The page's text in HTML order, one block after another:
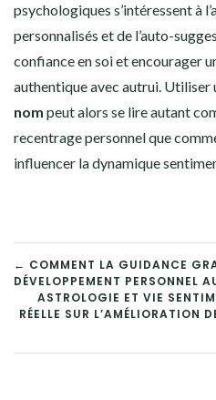
psychologiques s’intéressent à
personnalisés et de l’auto-
confiance en soi et encourager
authentique avec autrui. Utiliser
nom peut alors se lire autant
recentrage personnel que
influencer la dynamique
NAVIGATION
DE
L’ARTICLE
← COMMENT LA GUIDANCE
DÉVELOPPEMENT PERSONNEL
ASTROLOGIE ET VIE
RÉELLE SUR L’AMÉLIORATION